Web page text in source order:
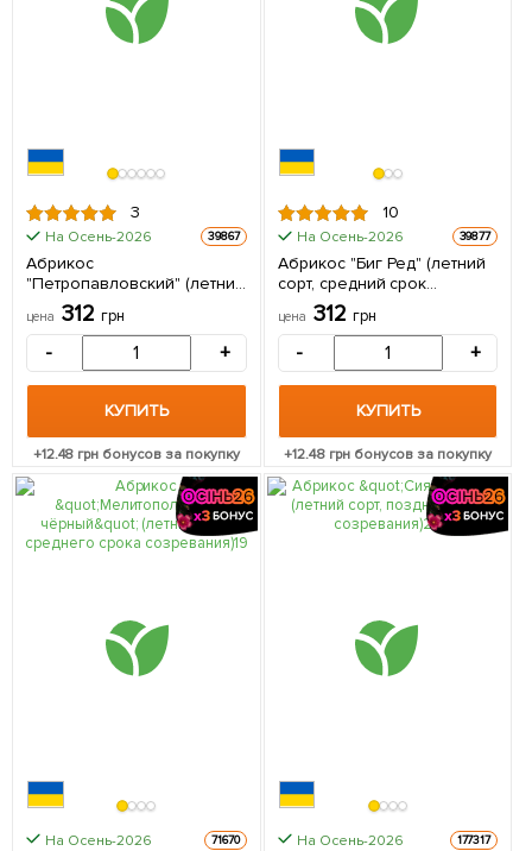
3
На Осень-2026 39867
Абрикос
"Петропавловский" (летний
сорт, поздний срок
созревания) 1 саженец в
цена 312 грн
- +
КУПИТЬ
+12.48 грн бонусов за покупку
10
На Осень-2026 39877
Абрикос "Биг Ред" (летний
сорт, средний срок
созревания) 1 саженец в
упаковке
цена 312 грн
- +
КУПИТЬ
+12.48 грн бонусов за покупку
На Осень-2026 71670 На Осень-2026 177317